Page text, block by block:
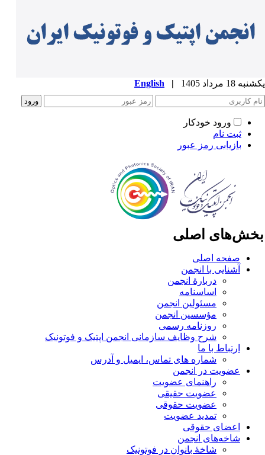
18 مرداد 1405 |
English
ورود خودکار
ثبت نام
بازیابی رمز عبور
اصلی
صفحه اصلی
آشنایی با انجمن
دربارۀ انجمن
اساسنامه
مسئولین انجمن
مؤسسین انجمن
روزنامه رسمی
شرح وظایف سازمانی انجمن اپتیک و فوتونیک
ارتباط با ما
شماره های تماس، ایمیل و آدرس
عضویت در انجمن
راهنمای عضویت
عضویت حقیقی
عضویت حقوقی
تمدید عضویت
اعضای حقوقی
شاخه‌های انجمن
شاخۀ بانوان در فوتونیک